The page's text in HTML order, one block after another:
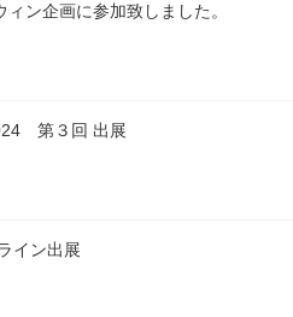
ン企画に参加致しました。
第３回 出展
イン出展